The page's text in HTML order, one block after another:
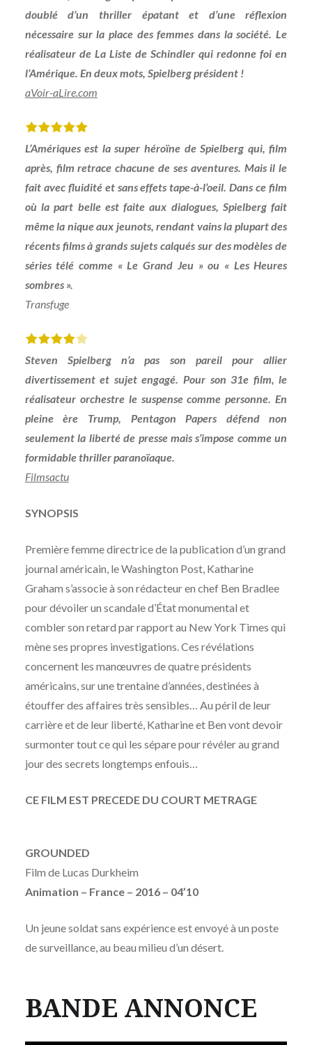
doublé d’un thriller épatant et d’une réflexion
nécessaire sur la place des femmes dans la société. Le
réalisateur de La Liste de Schindler qui redonne foi en
l’Amérique. En deux mots, Spielberg président !
aVoir-aLire.com
L’Amériques est la super héroïne de Spielberg qui, film
après, film retrace chacune de ses aventures. Mais il le
fait avec fluidité et sans effets tape-à-l’oeil. Dans ce film
où la part belle est faite aux dialogues, Spielberg fait
même la nique aux jeunots, rendant vains la plupart des
récents films à grands sujets calqués sur des modèles de
séries télé comme « Le Grand Jeu » ou « Les Heures
sombres ».
Transfuge
Steven Spielberg n’a pas son pareil pour allier
divertissement et sujet engagé. Pour son 31e film, le
réalisateur orchestre le suspense comme personne. En
pleine ère Trump, Pentagon Papers défend non
seulement la liberté de presse mais s’impose comme un
formidable thriller paranoïaque.
Filmsactu
SYNOPSIS
Première femme directrice de la publication d’un grand
journal américain, le Washington Post, Katharine
Graham s’associe à son rédacteur en chef Ben Bradlee
pour dévoiler un scandale d’État monumental et
combler son retard par rapport au New York Times qui
mène ses propres investigations. Ces révélations
concernent les manœuvres de quatre présidents
américains, sur une trentaine d’années, destinées à
étouffer des affaires très sensibles… Au péril de leur
carrière et de leur liberté, Katharine et Ben vont devoir
surmonter tout ce qui les sépare pour révéler au grand
jour des secrets longtemps enfouis…
CE FILM EST PRECEDE DU COURT METRAGE
GROUNDED
Film de Lucas Durkheim
Animation – France – 2016 – 04’10
Un jeune soldat sans expérience est envoyé à un poste
de surveillance, au beau milieu d’un désert.
BANDE ANNONCE